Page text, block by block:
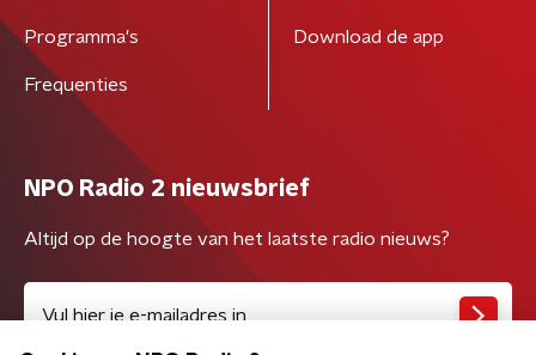
Programma's
Frequenties
Download de app
NPO Radio 2 nieuwsbrief
Altijd op de hoogte van het laatste radio nieuws?